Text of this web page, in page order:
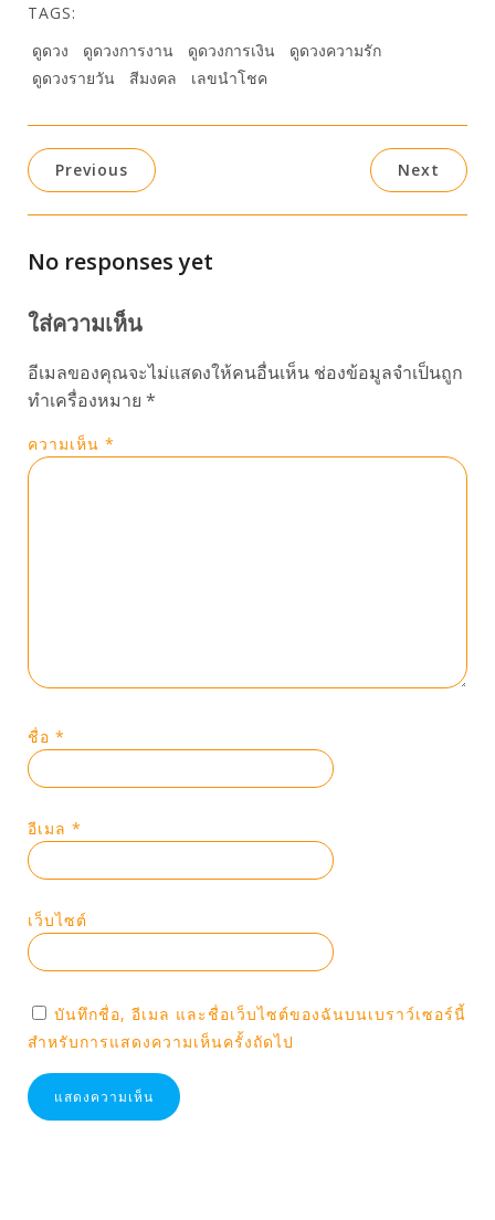
TAGS:
ดูดวง
ดูดวงการงาน ดูดวงการเงิน
ดูดวงความรัก
ดูดวงรายวัน
สีมงคล เลขนำโชค
Previous Next
No responses yet
ใส่ความเห็น
อีเมลของคุณจะไม่แสดงให้คนอื่นเห็น ช่องข้อมูลจำเป็นถูก
ทำเครื่องหมาย *
ความเห็น *
ชื่อ *
อีเมล *
เว็บไซต์
บันทึกชื่อ, อีเมล และชื่อเว็บไซต์ของฉันบนเบราว์เซอร์นี้
สำหรับการแสดงความเห็นครั้งถัดไป